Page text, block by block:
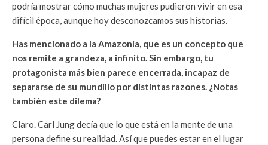
podría mostrar cómo muchas mujeres pudieron vivir en esa
difícil época, aunque hoy desconozcamos sus historias.
Has mencionado a la Amazonía, que es un concepto que
nos remite a grandeza, a infinito. Sin embargo, tu
protagonista más bien parece encerrada, incapaz de
separarse de su mundillo por distintas razones. ¿Notas
también este dilema?
Claro. Carl Jung decía que lo que está en la mente de una
persona define su realidad. Así que puedes estar en el lugar